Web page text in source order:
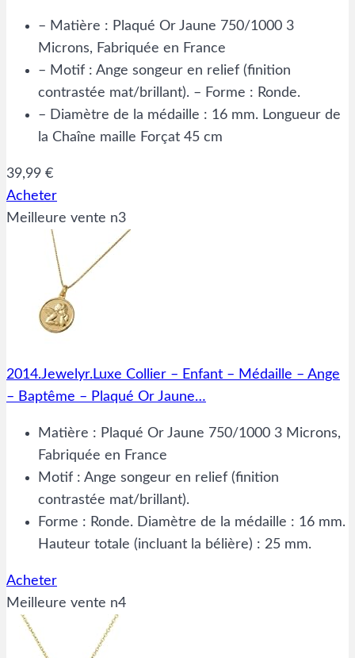
– Matière : Plaqué Or Jaune 750/1000 3
Microns, Fabriquée en France
– Motif : Ange songeur en relief (finition
contrastée mat/brillant). – Forme : Ronde.
– Diamètre de la médaille : 16 mm. Longueur de
la Chaîne maille Forçat 45 cm
39,99 €
Acheter
Meilleure vente n3
2014.Jewelyr.Luxe Collier – Enfant – Médaille – Ange
– Baptême – Plaqué Or Jaune…
Matière : Plaqué Or Jaune 750/1000 3 Microns,
Fabriquée en France
Motif : Ange songeur en relief (finition
contrastée mat/brillant).
Forme : Ronde. Diamètre de la médaille : 16 mm.
Hauteur totale (incluant la bélière) : 25 mm.
Acheter
Meilleure vente n4